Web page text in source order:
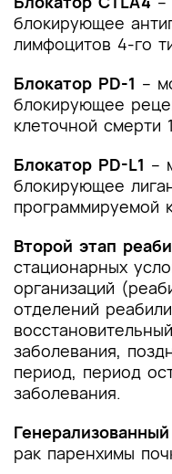
блокирующее
лимфоцитов 4-го
Блокатор PD-1 –
блокирующее
клеточной смерти
Блокатор PD-L1 –
блокирующее
программируемой
Второй этап
стационарных
организаций
отделений
заболевания,
период, период
заболевания.
рак паренхимы